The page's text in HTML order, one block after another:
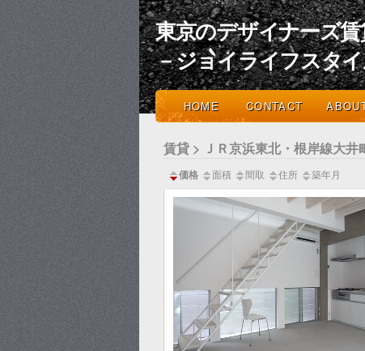
東京のデザイナーズ
－ジョイライフスタ
HOME CONTACT
賃貸 > ＪＲ京浜東北・根岸線大井
価格 面積 間取 住所 築年月